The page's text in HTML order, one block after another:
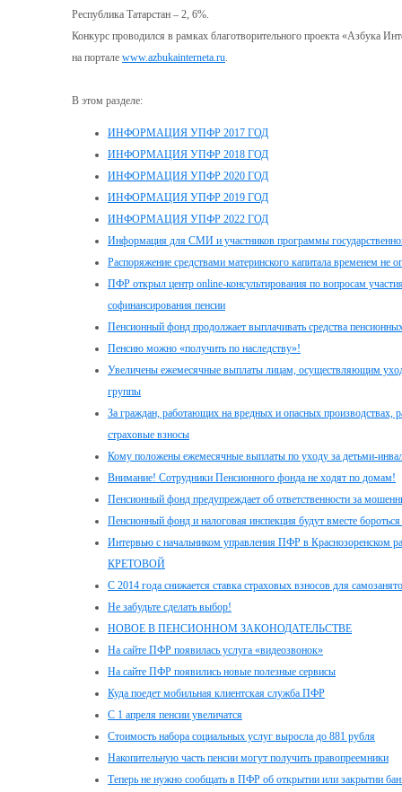
Республика Татарстан – 2, 6%.
Конкурс проводился в рамках благотворительного проекта «Азбука
на портале www.azbukainterneta.ru.
В этом разделе:
ИНФОРМАЦИЯ УПФР 2017 ГОД
ИНФОРМАЦИЯ УПФР 2018 ГОД
ИНФОРМАЦИЯ УПФР 2020 ГОД
ИНФОРМАЦИЯ УПФР 2019 ГОД
ИНФОРМАЦИЯ УПФР 2022 ГОД
Информация для СМИ и участников программы
Распоряжение средствами материнского капитала временем не
ПФР открыл центр online-консультирования по вопросам
софинансирования пенсии
Пенсионный фонд продолжает выплачивать средства
Пенсию можно «получить по наследству»!
Увеличены ежемесячные выплаты лицам, осуществляющим
группы
За граждан, работающих на вредных и опасных производствах,
страховые взносы
Кому положены ежемесячные выплаты по уходу за детьми-
Внимание! Сотрудники Пенсионного фонда не ходят по домам!
Пенсионный фонд предупреждает об ответственности за
Пенсионный фонд и налоговая инспекция будут вместе
Интервью с начальником управления ПФР в Краснозоренском
КРЕТОВОЙ
С 2014 года снижается ставка страховых взносов для
Не забудьте сделать выбор!
НОВОЕ В ПЕНСИОННОМ ЗАКОНОДАТЕЛЬСТВЕ
На сайте ПФР появилась услуга «видеозвонок»
На сайте ПФР появились новые полезные сервисы
Куда поедет мобильная клиентская служба ПФР
С 1 апреля пенсии увеличатся
Стоимость набора социальных услуг выросла до 881 рубля
Накопительную часть пенсии могут получить правопреемники
Теперь не нужно сообщать в ПФР об открытии или закрытии